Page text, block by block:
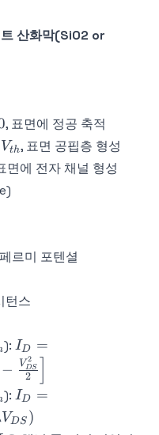
산화막(SiO2 or
, 표면에 정공 축적
Vth, 표면 공핍층 형성
면에 전자 채널 형성
르미 포텐셜
턴스
):I_D = \mu_n
C_{ox}\frac{W}
{L}\left[(V_{GS}
- V_{th})V_{DS}
-
ID =
− 2
VDS
2
):I_D =
\frac{\mu_n
C_{ox}}
ID =
VDS )